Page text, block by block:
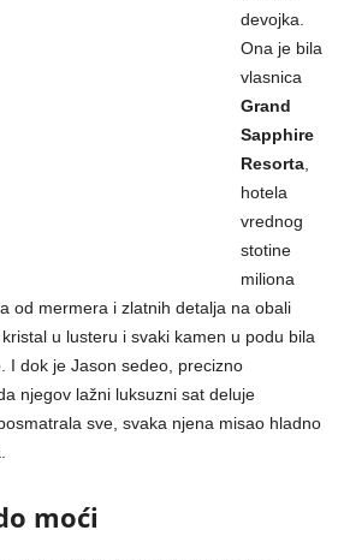
devojka.
Ona je bila
vlasnica
Grand
Sapphire
Resorta
hotela
vrednog
stotine
miliona
od mermera i zlatnih detalja na obali
u lusteru i svaki kamen u podu bila
I dok je Jason sedeo, precizno
njegov lažni luksuzni sat deluje
sve, svaka njena misao hladno
moći